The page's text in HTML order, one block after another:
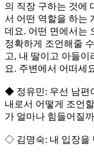
의 직장 구하는 것에
서 어떤 역할을 하는
데요. 어떤 면에서는
정확하게 조언해줄
고, 내 딸이고 아들
요. 주변에서 어떠세
◆ 정유민: 우선 남편
내로서 어떻게 조언
가 얼마나 힘들어질
◇ 김명숙: 내 입장을